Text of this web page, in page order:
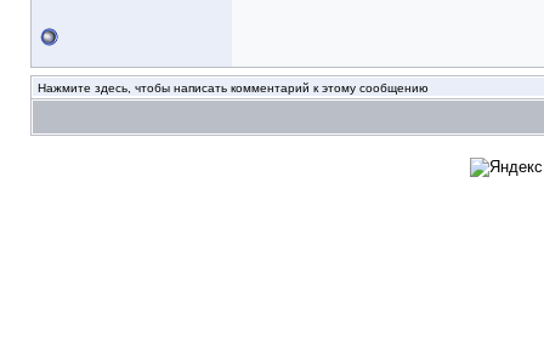
Нажмите здесь, чтобы написать комментарий к этому сообщению